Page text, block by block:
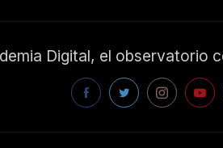
Digital, el observatorio